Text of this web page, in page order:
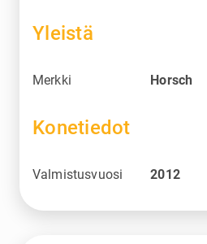
Yleistä
Merkki Horsch
Konetiedot
Valmistusvuosi 2012